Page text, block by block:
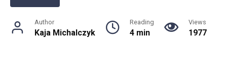
Author
Kaja Michalczyk
Reading
4 min
Views
1977